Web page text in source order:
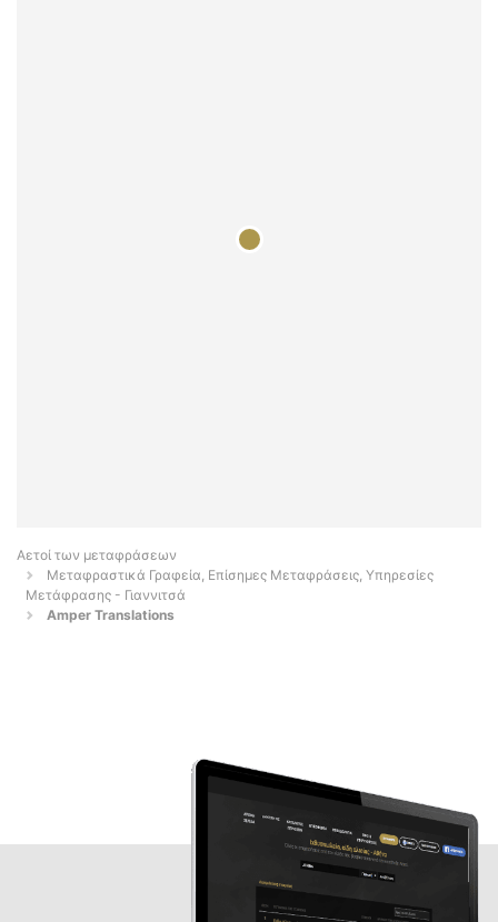
Αετοί των μεταφράσεων
Μεταφραστικά Γραφεία, Επίσημες Μεταφράσεις, Υπηρεσίες
Μετάφρασης - Γιαννιτσά
Amper Translations